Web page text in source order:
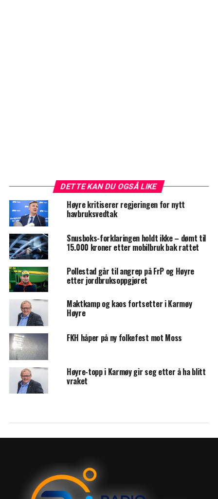
DETTE KAN DU OGSÅ LIKE
Høyre kritiserer regjeringen for nytt
havbruksvedtak
Snusboks-forklaringen holdt ikke – dømt til
15.000 kroner etter mobilbruk bak rattet
Pollestad går til angrep på FrP og Høyre
etter jordbruksoppgjøret
Maktkamp og kaos fortsetter i Karmøy
Høyre
FKH håper på ny folkefest mot Moss
Høyre-topp i Karmøy gir seg etter å ha blitt
vraket